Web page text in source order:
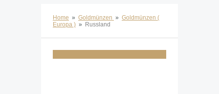
Home » Goldmünzen » Goldmünzen (
Europa ) » Russland